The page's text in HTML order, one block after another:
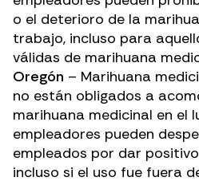
o el deterioro de la
trabajo, incluso para
válidas de marihuana
Oregón – Marihuana
no están obligados a
marihuana medicinal en el
empleadores pueden
empleados por dar
incluso si el uso fue fuera